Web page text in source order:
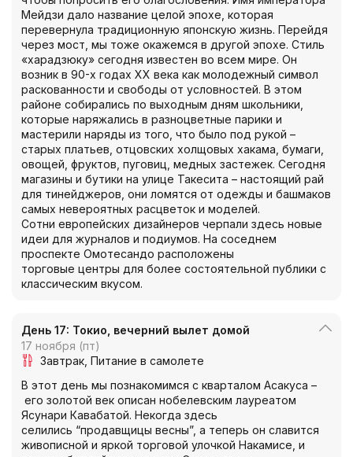
Мейдзи дало название целой эпохе, которая
перевернула традиционную японскую жизнь. Перейдя
через мост, мы тоже окажемся в другой эпохе. Стиль
«харадзюку» сегодня известен во всем мире. Он
возник в 90-х годах XX века как молодежный символ
раскованности и свободы от условностей. В этом
районе собирались по выходным дням школьники,
которые наряжались в разноцветные парики и
мастерили наряды из того, что было под рукой –
старых платьев, отцовских холщовых хакама, бумаги,
овощей, фруктов, пуговиц, медных застежек. Сегодня
магазины и бутики на улице Такесита – настоящий рай
для тинейджеров, они ломятся от одежды и башмаков
самых невероятных расцветок и моделей.
Сотни европейских дизайнеров черпали здесь новые
идеи для журналов и подиумов. На соседнем
проспекте Омотесандо расположены
торговые центры для более состоятельной публики с
классическим вкусом.
День 17: Токио, вечерний вылет домой
17 ноября (пт)
Завтрак Питание в самолете
В этот день мы познакомимся с кварталом Асакуса –
его золотой век описан нобелевским лауреатом
Ясунари Кавабатой. Некогда здесь
селились “продавщицы весны”, а теперь он славится
живописной и яркой торговой улочкой Накамисе, и